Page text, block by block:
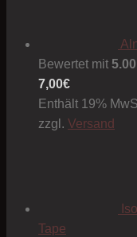
Bewertet mit 5.00
7,00€
Enthält 19%
zzgl. Versand
Tape